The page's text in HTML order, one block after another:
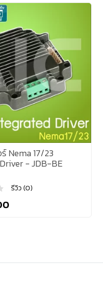
Nema 17/23
- JDB-BE
รีวิว (0)